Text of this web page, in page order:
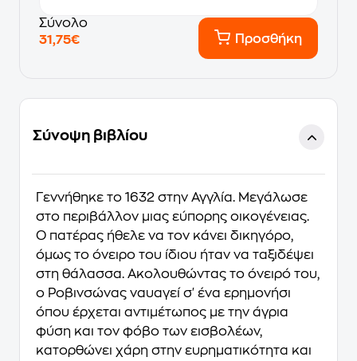
Σύνολο
31,75€
Προσθήκη
Σύνοψη βιβλίου
Γεννήθηκε το 1632 στην Αγγλία. Μεγάλωσε
στο περιβάλλον μιας εύπορης οικογένειας.
Ο πατέρας ήθελε να τον κάνει δικηγόρο,
όμως το όνειρο του ίδιου ήταν να ταξιδέψει
στη θάλασσα. Ακολουθώντας το όνειρό του,
ο Ροβινσώνας ναυαγεί σ' ένα ερημονήσι
όπου έρχεται αντιμέτωπος με την άγρια
φύση και τον φόβο των εισβολέων,
κατορθώνει χάρη στην ευρηματικότητα και